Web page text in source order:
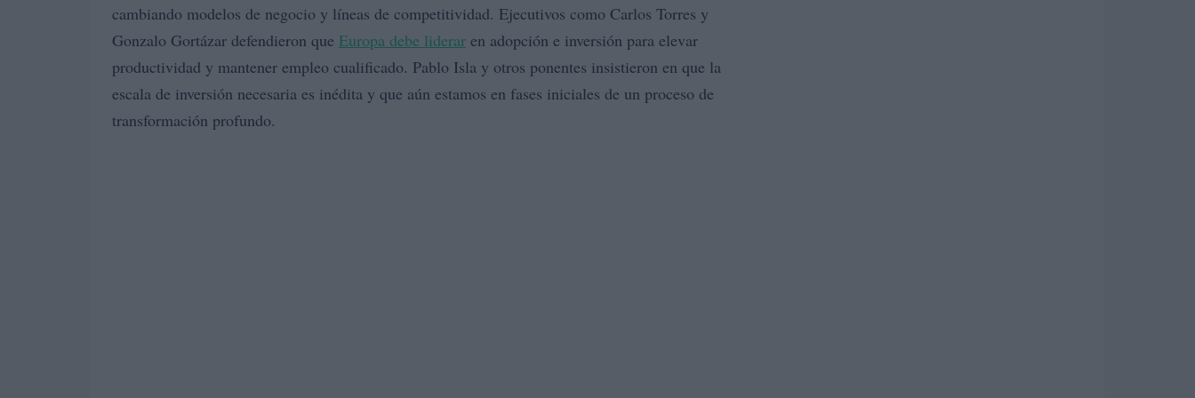
cambiando modelos de negocio y líneas de competitividad. Ejecutivos como Carlos Torres y
Gonzalo Gortázar defendieron que Europa debe liderar en adopción e inversión para elevar
productividad y mantener empleo cualificado. Pablo Isla y otros ponentes insistieron en que la
escala de inversión necesaria es inédita y que aún estamos en fases iniciales de un proceso de
transformación profundo.